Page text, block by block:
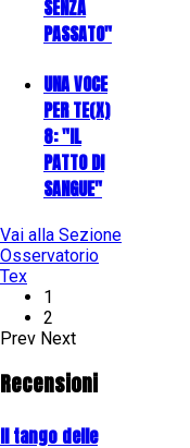
SENZA
PASSATO"
UNA VOCE
PER TE(X)
8: "IL
PATTO DI
SANGUE"
Vai alla Sezione
Osservatorio
Tex
1
2
Prev Next
Recensioni
Il tango delle